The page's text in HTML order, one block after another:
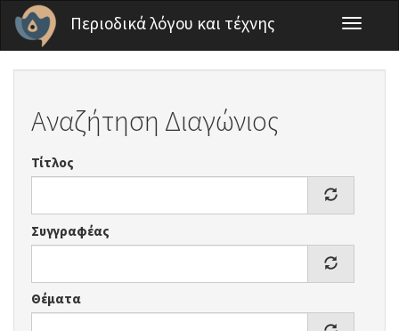
Παράκαμψη προς το κυρίως περιεχόμενο
Περιοδικά λόγου και τέχνης
Toggle
Αναζήτηση Διαγώνιος
Τίτλος
Συγγραφέας
Θέματα